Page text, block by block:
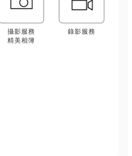
攝影服務
精美相簿
錄影服務